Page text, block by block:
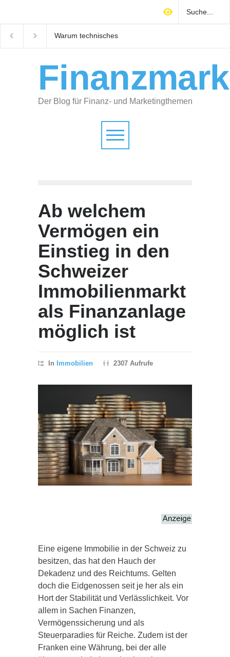
technisches
Mitarbeiter finden
Der Blog für Finanz- und Marketingthemen
Ab welchem
Vermögen ein
Einstieg in den
Schweizer
Immobilienmarkt
als Finanzanlage
möglich ist
In Immobilien 2307 Aufrufe
Eine eigene Immobilie in der Schweiz zu
besitzen, das hat den Hauch der
Dekadenz und des Reichtums. Gelten
doch die Eidgenossen seit je her als ein
Hort der Stabilität und Verlässlichkeit. Vor
allem in Sachen Finanzen,
Vermögenssicherung und als
Steuerparadies für Reiche. Zudem ist der
Franken eine Währung, bei der alle